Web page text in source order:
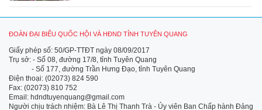
ĐOÀN ĐẠI BIỂU QUỐC HỘI VÀ HĐND TỈNH TUYÊN QUANG
Giấy phép số: 50/GP-TTĐT ngày 08/09/2017
Trụ sở: - Số 08, đường 17/8, tỉnh Tuyên Quang
- Số 177, đường Trần Hưng Đạo, tỉnh Tuyên Quang
Điện thoại: (02073) 824 590
Fax: (02073) 810 752
Email: hdndtuyenquang@gmail.com
Người chịu trách nhiệm: Bà Lê Thị Thanh Trà - Ủy viên Ban Chấp hành Đảng